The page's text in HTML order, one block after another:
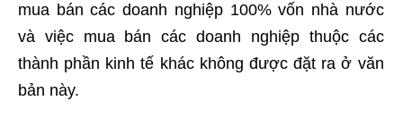
mua bán các doanh nghiệp 100% vốn nhà nước
và việc mua bán các doanh nghiệp thuộc các
thành phần kinh tế khác không được đặt ra ở văn
bản này.